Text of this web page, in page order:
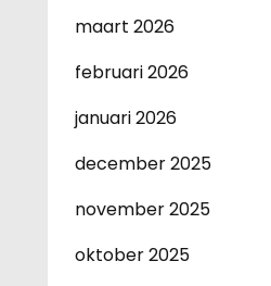
maart 2026
februari 2026
januari 2026
december 2025
november 2025
oktober 2025